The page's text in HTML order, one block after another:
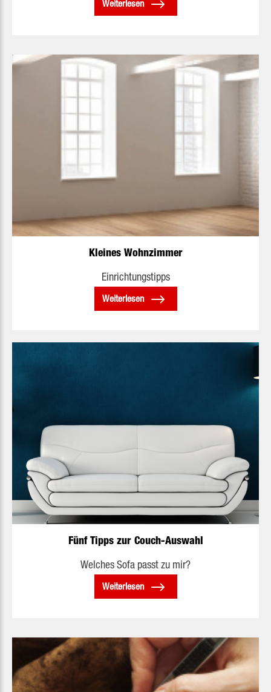
Weiterlesen
Kleines Wohnzimmer
Einrichtungstipps
Weiterlesen
Fünf Tipps zur Couch-Auswahl
Welches Sofa passt zu mir?
Weiterlesen